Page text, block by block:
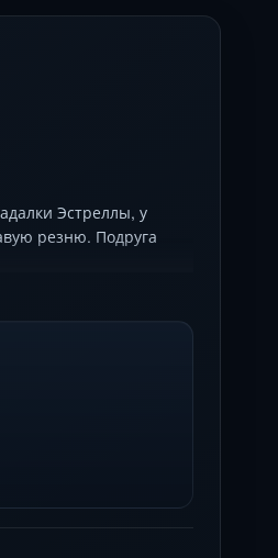
Эстреллы, у
резню. Подруга